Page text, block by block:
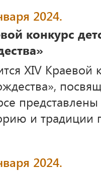
2024.
конкурс
XIV Краевой
и традиции
2024.